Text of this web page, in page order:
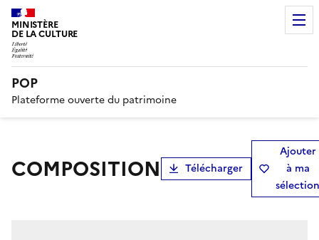
MINISTÈRE
DE LA CULTURE
POP
Plateforme ouverte du patrimoine
COMPOSITION Télécharger
Ajouter
à ma
sélection